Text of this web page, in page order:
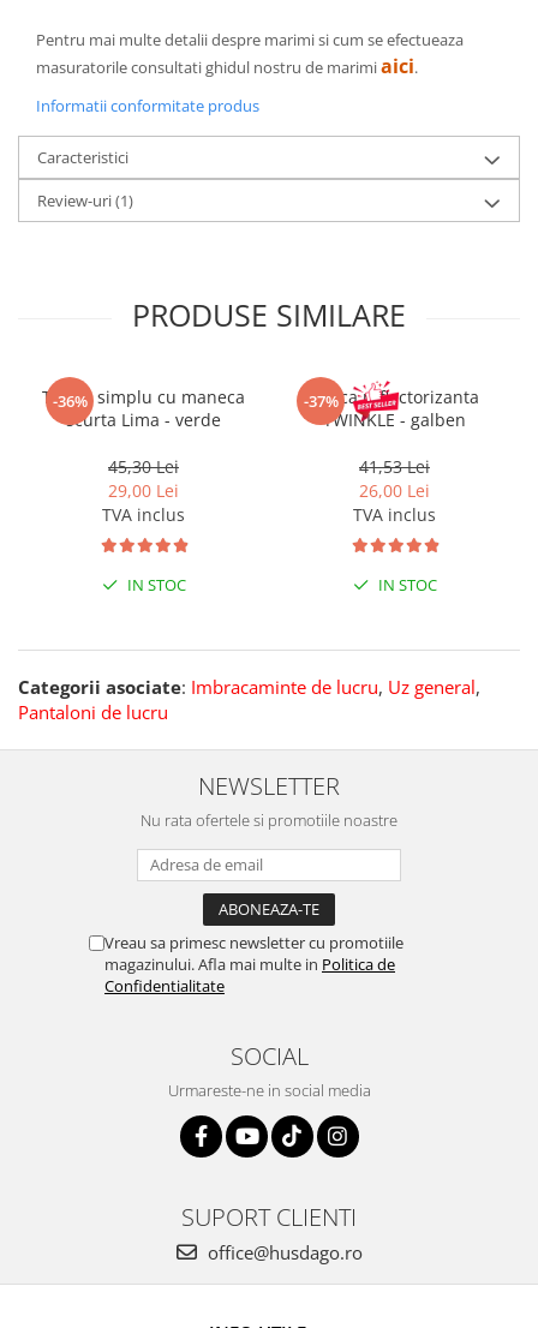
Pentru mai multe detalii despre marimi si cum se efectueaza
masuratorile consultati ghidul nostru de marimiaici.
Informatii conformitate produs
Caracteristici
Review-uri(1)
PRODUSE SIMILARE
-36%
Tricou simplu cu maneca
scurta Lima - verde
45,30 Lei
29,00 Lei
TVA inclus
IN STOC
-37%
Sapca reflectorizanta
TWINKLE - galben
41,53 Lei
26,00 Lei
TVA inclus
IN STOC
Categorii asociate: Imbracaminte de lucru, Uz general,
Pantaloni de lucru
NEWSLETTER
Nu rata ofertele si promotiile noastre
Vreau sa primesc newsletter cu promotiile
magazinului. Afla mai multe in Politica de
Confidentialitate
SOCIAL
Urmareste-ne in social media
SUPORT CLIENTI
office@husdago.ro